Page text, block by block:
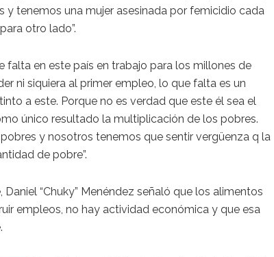
y tenemos una mujer asesinada por femicidio cada
otro lado”.
falta en este país en trabajo para los millones de
ni siquiera al primer empleo, lo que falta es un
a este. Porque no es verdad que este él sea el
único resultado la multiplicación de los pobres.
y nosotros tenemos que sentir vergüenza q la
de pobre”.
“Chuky” Menéndez señaló que los alimentos
empleos, no hay actividad económica y que esa